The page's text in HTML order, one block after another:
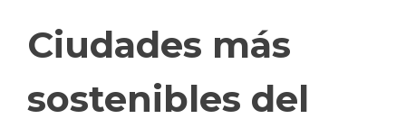
Ciudades más
sostenibles del